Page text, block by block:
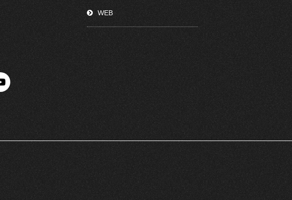
WEB